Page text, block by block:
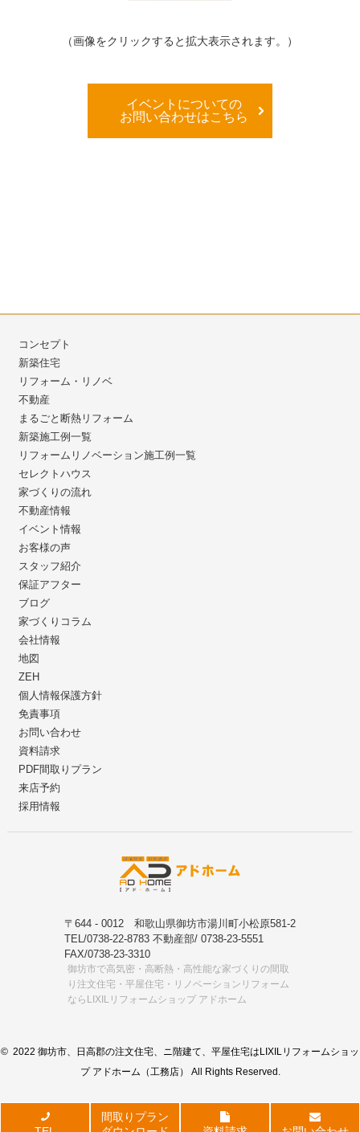
（画像をクリックすると拡大表示されます。）
イベントについての
お問い合わせはこちら
コンセプト
新築住宅
リフォーム・リノベ
不動産
まるごと断熱リフォーム
新築施工例一覧
リフォームリノベーション施工例一覧
セレクトハウス
家づくりの流れ
不動産情報
イベント情報
お客様の声
スタッフ紹介
保証アフター
ブログ
家づくりコラム
会社情報
地図
ZEH
個人情報保護方針
免責事項
お問い合わせ
資料請求
PDF間取りプラン
来店予約
採用情報
〒644 - 0012 和歌山県御坊市湯川町小松原581-2
TEL/0738-22-8783 不動産部/ 0738-23-5551
FAX/0738-23-3310
御坊市で高気密・高断熱・高性能な家づくりの間取
り注文住宅・平屋住宅・リノベーションリフォーム
ならLIXILリフォームショップ アドホーム
© 2022 御坊市、日高郡の注文住宅、ニ階建て、平屋住宅はLIXILリフォームショッ
プ アドホーム（工務店） All Rights Reserved.
間取りプラン